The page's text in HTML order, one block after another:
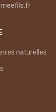
naturelles